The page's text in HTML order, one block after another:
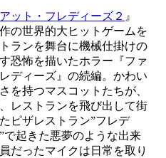
ット・フレディーズ２ 』
の世界的大ヒットゲームを
ランを舞台に機械仕掛けの
恐怖を描いたホラー『ファ
ディーズ』の続編。かわい
を持つマスコットたちが、
レストランを飛び出して街
ピザレストラン”フレデ
で起きた悪夢のような出来
だったマイクは日常を取り